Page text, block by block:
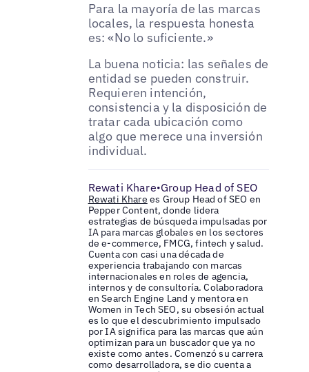
Para la mayoría de las marcas
locales, la respuesta honesta
es: «No lo suficiente.»
La buena noticia: las señales de
entidad se pueden construir.
Requieren intención,
consistencia y la disposición de
tratar cada ubicación como
algo que merece una inversión
individual.
Rewati Khare•Group Head of SEO
Rewati Khare es Group Head of SEO en
Pepper Content, donde lidera
estrategias de búsqueda impulsadas por
IA para marcas globales en los sectores
de e-commerce, FMCG, fintech y salud.
Cuenta con casi una década de
experiencia trabajando con marcas
internacionales en roles de agencia,
internos y de consultoría. Colaboradora
en Search Engine Land y mentora en
Women in Tech SEO, su obsesión actual
es lo que el descubrimiento impulsado
por IA significa para las marcas que aún
optimizan para un buscador que ya no
existe como antes. Comenzó su carrera
como desarrolladora, se dio cuenta a